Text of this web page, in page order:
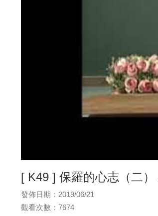
[ K49 ] 保羅的心志（二）
發佈日期：2019/06/21
觀看次數：7674